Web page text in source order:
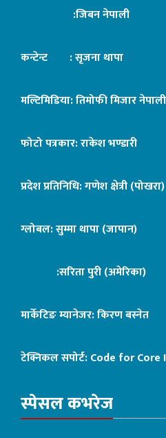
:जिबन नेपाली
कन्टेन्ट : सृजना थापा
मल्टिमिडिया: तिमोफी मिजार नेपाली
फोटो पत्रकार: राकेश भण्डारी
प्रदेश प्रतिनिधि: गणेश क्षेत्री (पोखरा)
ग्लोबल: सुम्मा थापा (जापान)
:सरिता पुरी (अमेरिका)
मार्केटिङ म्यानेजर: किरण बस्नेत
टेक्निकल सपोर्ट:Code for
स्पेसल कभरेज